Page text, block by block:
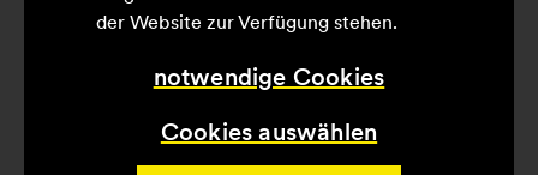
1 … 12
der Website zur Verfügung stehen.
notwendige Cookies
Cookies auswählen